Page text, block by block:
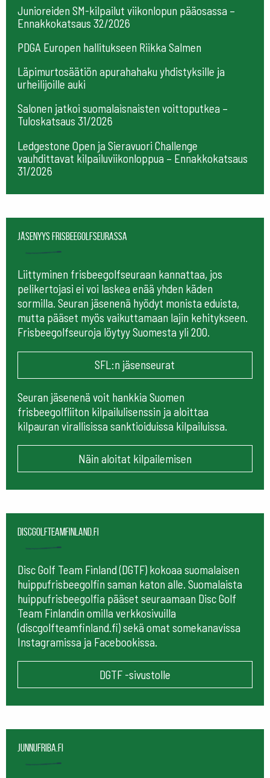
Junioreiden SM-kilpailut viikonlopun pääosassa –
Ennakkokatsaus 32/2026
PDGA Europen hallitukseen Riikka Salmen
Läpimurtosäätiön apurahahaku yhdistyksille ja
urheilijoille auki
Salonen jatkoi suomalaisnaisten voittoputkea –
Tuloskatsaus 31/2026
Ledgestone Open ja Sieravuori Challenge
vauhdittavat kilpailuviikonloppua – Ennakkokatsaus
31/2026
Jäsenyys frisbeegolfseurassa
Liittyminen frisbeegolfseuraan kannattaa, jos
pelikertojasi ei voi laskea enää yhden käden
sormilla. Seuran jäsenenä hyödyt monista eduista,
mutta pääset myös vaikuttamaan lajin kehitykseen.
Frisbeegolfseuroja löytyy Suomesta yli 200.
SFL:n jäsenseurat
Seuran jäsenenä voit hankkia Suomen
frisbeegolfliiton kilpailulisenssin ja aloittaa
kilpauran virallisissa sanktioiduissa kilpailuissa.
Näin aloitat kilpailemisen
Discgolfteamfinland.fi
Disc Golf Team Finland (DGTF) kokoaa suomalaisen
huippufrisbeegolfin saman katon alle. Suomalaista
huippufrisbeegolfia pääset seuraamaan Disc Golf
Team Finlandin omilla verkkosivuilla
(discgolfteamfinland.fi) sekä omat somekanavissa
Instagramissa ja Facebookissa.
DGTF -sivustolle
Junnufriba.fi